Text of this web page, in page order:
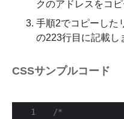
クのアドレスをコピ
手順2でコピーした
の223行目に記載し
CSSサンプルコード
  1